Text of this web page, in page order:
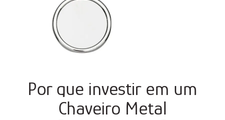
Por que investir em um
Chaveiro Metal